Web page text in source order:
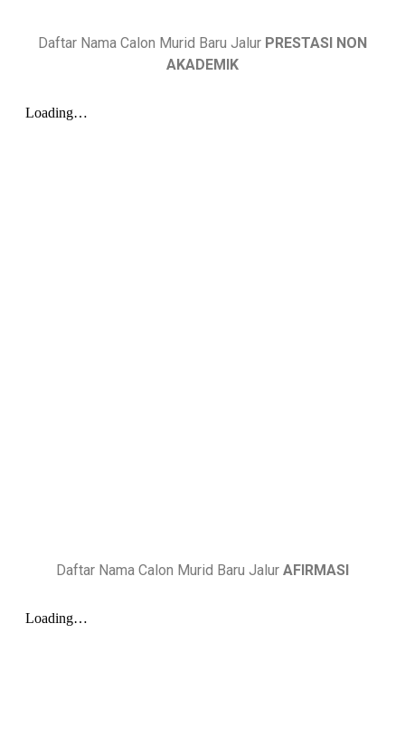
Daftar Nama Calon Murid Baru Jalur PRESTASI NON
AKADEMIK
Daftar Nama Calon Murid Baru Jalur AFIRMASI